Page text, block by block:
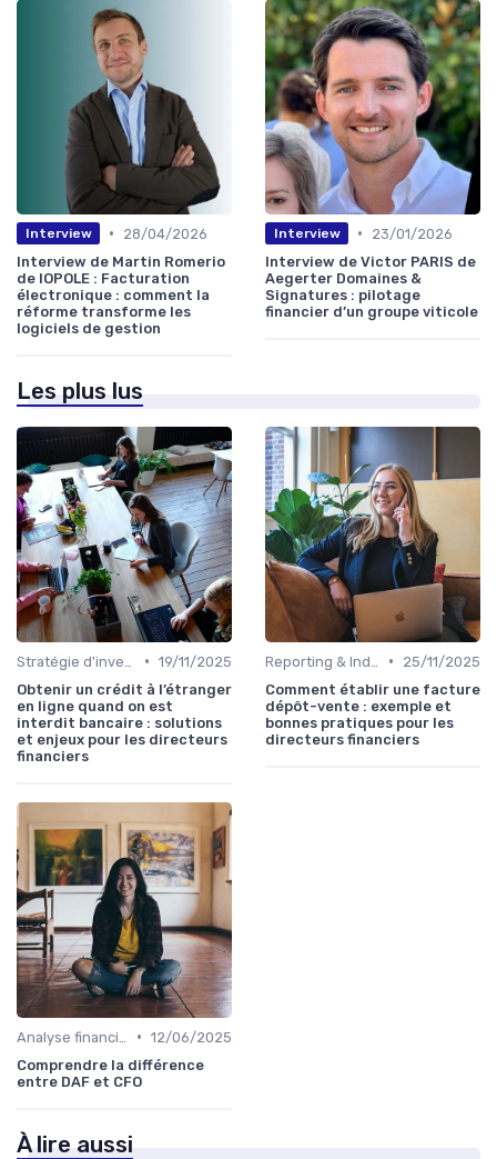
Interview •
28/04/2026
Interview de Martin Romerio
de IOPOLE : Facturation
électronique : comment la
réforme transforme les
logiciels de gestion
Interview •
23/01/2026
Interview de Victor PARIS de
Aegerter Domaines &
Signatures : pilotage
financier d’un groupe viticole
Les plus lus
• 19/11/2025
Obtenir un crédit à l’étranger
en ligne quand on est
interdit bancaire : solutions
et enjeux pour les directeurs
financiers
•
25/11/2025
Comment établir une facture
dépôt-vente : exemple et
bonnes pratiques pour les
directeurs financiers
• 12/06/2025
Comprendre la différence
entre DAF et CFO
À lire aussi